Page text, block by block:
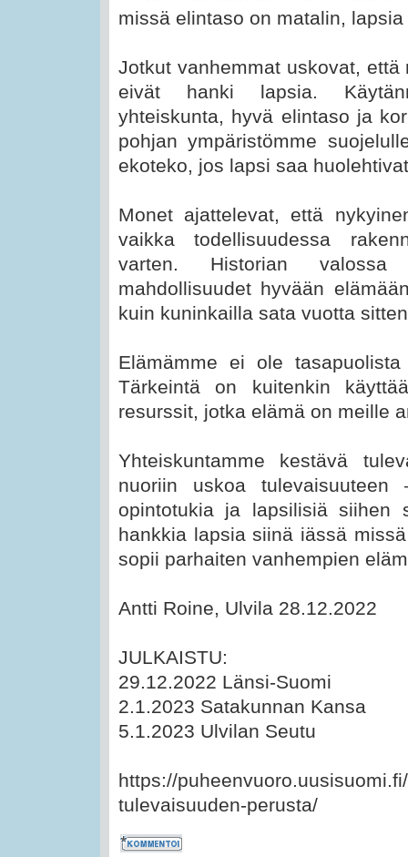
missä elintaso on matalin,
Jotkut vanhemmat uskovat,
eivät hanki lapsia.
yhteiskunta, hyvä elintaso ja
pohjan ympäristömme
ekoteko, jos lapsi saa
Monet ajattelevat, että
vaikka todellisuudessa
varten. Historian valossa
mahdollisuudet hyvään
kuin kuninkailla sata vuotta
Elämämme ei ole
Tärkeintä on kuitenkin
resurssit, jotka elämä on meille
Yhteiskuntamme kestävä
nuoriin uskoa tulevaisuuteen
opintotukia ja lapsilisiä siihen
hankkia lapsia siinä iässä
sopii parhaiten vanhempien
Antti Roine, Ulvila 28.12.2022
JULKAISTU:
29.12.2022 Länsi-Suomi
2.1.2023 Satakunnan Kansa
5.1.2023 Ulvilan Seutu
https://
tulevaisuuden-perusta/
Kommentoi